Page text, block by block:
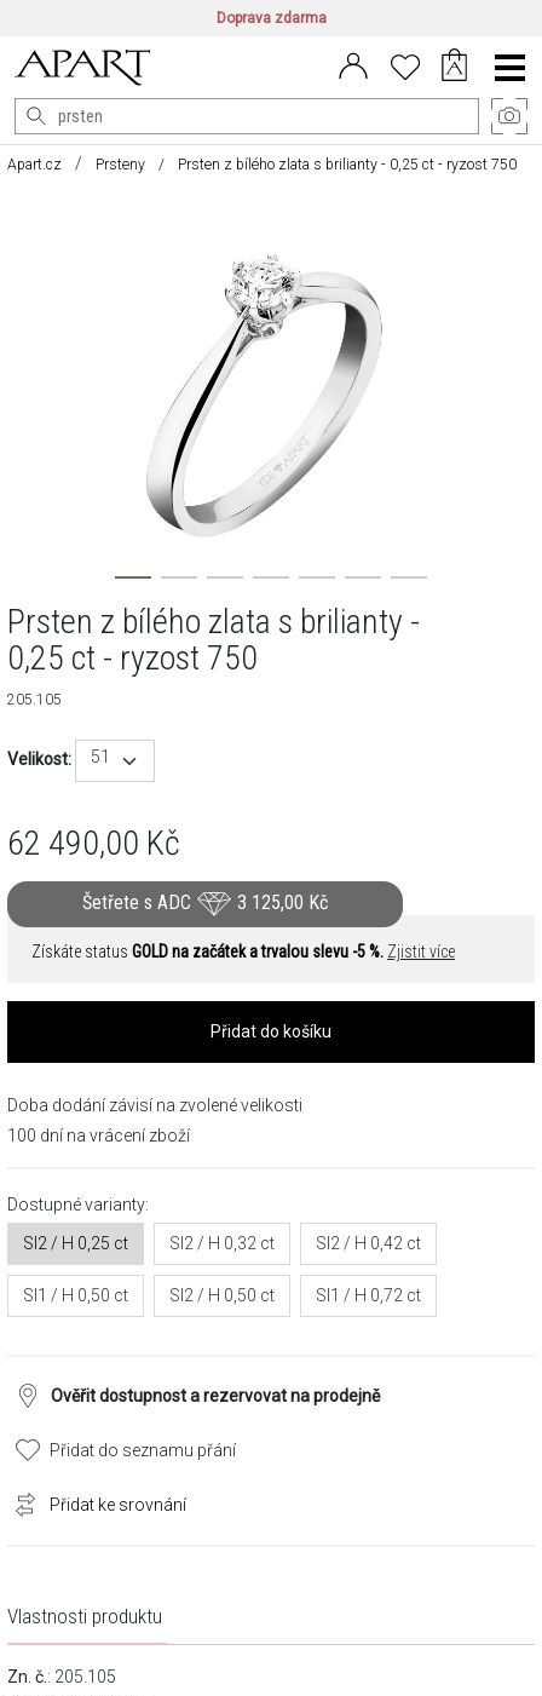
Doprava zdarma
CZ/CZK | EN/EUR PL/PLN
Main
Menu
Apart.cz Prsteny Prsten z bílého zlata s brilianty - 0,25 ct - ryzost 750
Prsten z bílého zlata s brilianty -
0,25 ct - ryzost 750
205.105
Velikost: 51
62 490,00 Kč
Šetřete s ADC 3 125,00 Kč
Získáte status GOLD na začátek a trvalou slevu -5 %. Zjistit více
Přidat do košíku
Doba dodání závisí na zvolené velikosti
100 dní na vrácení zboží
Dostupné varianty:
SI2 / H 0,25 ct
SI2 / H 0,32 ct SI2 / H 0,42 ct
SI1 / H 0,50 ct SI2 / H 0,50 ct SI1 / H 0,72 ct
Ověřit dostupnost a rezervovat na prodejně
Přidat do seznamu přání
Přidat ke srovnání
Vlastnosti produktu
Zn. č. : 205.105